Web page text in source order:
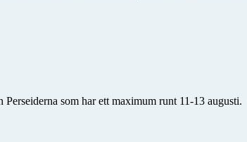
som har ett maximum runt 11-13